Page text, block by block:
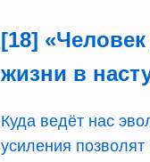
[18]
жизни в
Куда ведёт нас
усиления